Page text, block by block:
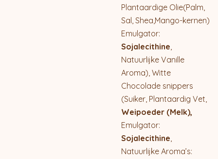
Plantaardige Olie(Palm,
Sal, Shea,Mango-kernen)
Emulgator:
Sojalecithine,
Natuurlijke Vanille
Aroma), Witte
Chocolade snippers
(Suiker, Plantaardig Vet,
Weipoeder (Melk),
Emulgator:
Sojalecithine,
Natuurlijke Aroma’s: